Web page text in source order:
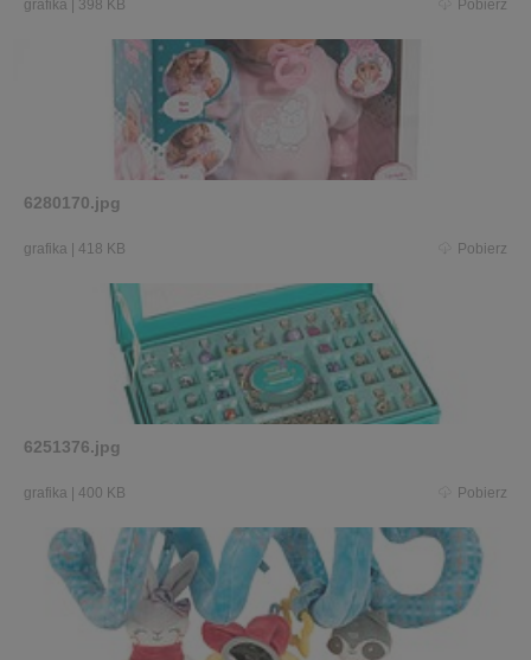
grafika 398 KB Pobierz
6280170.jpg
grafika 418 KB Pobierz
6251376.jpg
grafika 400 KB Pobierz